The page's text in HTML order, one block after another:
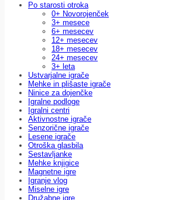
Po starosti otroka
0+ Novorojenček
3+ mesece
6+ mesecev
12+ mesecev
18+ mesecev
24+ mesecev
3+ leta
Ustvarjalne igrače
Mehke in plišaste igrače
Ninice za dojenčke
Igralne podloge
Igralni centri
Aktivnostne igrače
Senzorične igrače
Lesene igrače
Otroška glasbila
Sestavljanke
Mehke knjigice
Magnetne igre
Igranje vlog
Miselne igre
Družabne igre